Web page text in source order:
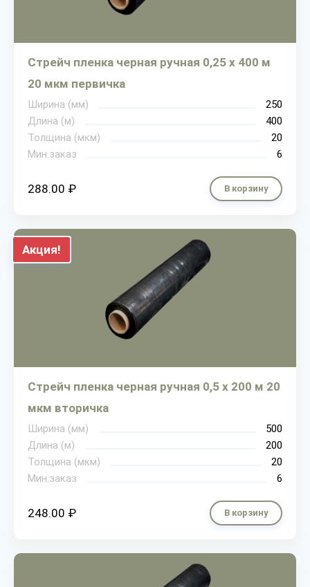
Стрейч пленка черная ручная 0,25 х 400 м
20 мкм первичка
Ширина (мм)
250
Длина (м)
400
Толщина (мкм)
20
Мин.заказ
6
288.00 ₽ В корзину
Акция!
Стрейч пленка черная ручная 0,5 х 200 м 20
мкм вторичка
Ширина (мм)
500
Длина (м)
200
Толщина (мкм)
20
Мин.заказ
6
248.00 ₽ В корзину